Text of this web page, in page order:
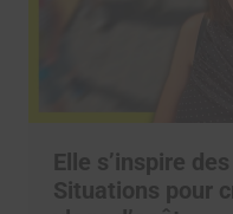
Elle s’inspire
Situations pour